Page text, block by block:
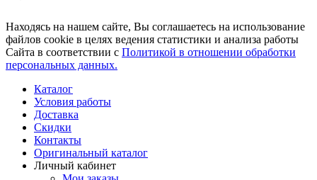
Находясь на нашем сайте, Вы соглашаетесь на использование
файлов cookie в целях ведения статистики и анализа работы
Сайта в соответствии с Политикой в отношении обработки
персональных данных.
Каталог
Условия работы
Доставка
Скидки
Контакты
Оригинальный каталог
Личный кабинет